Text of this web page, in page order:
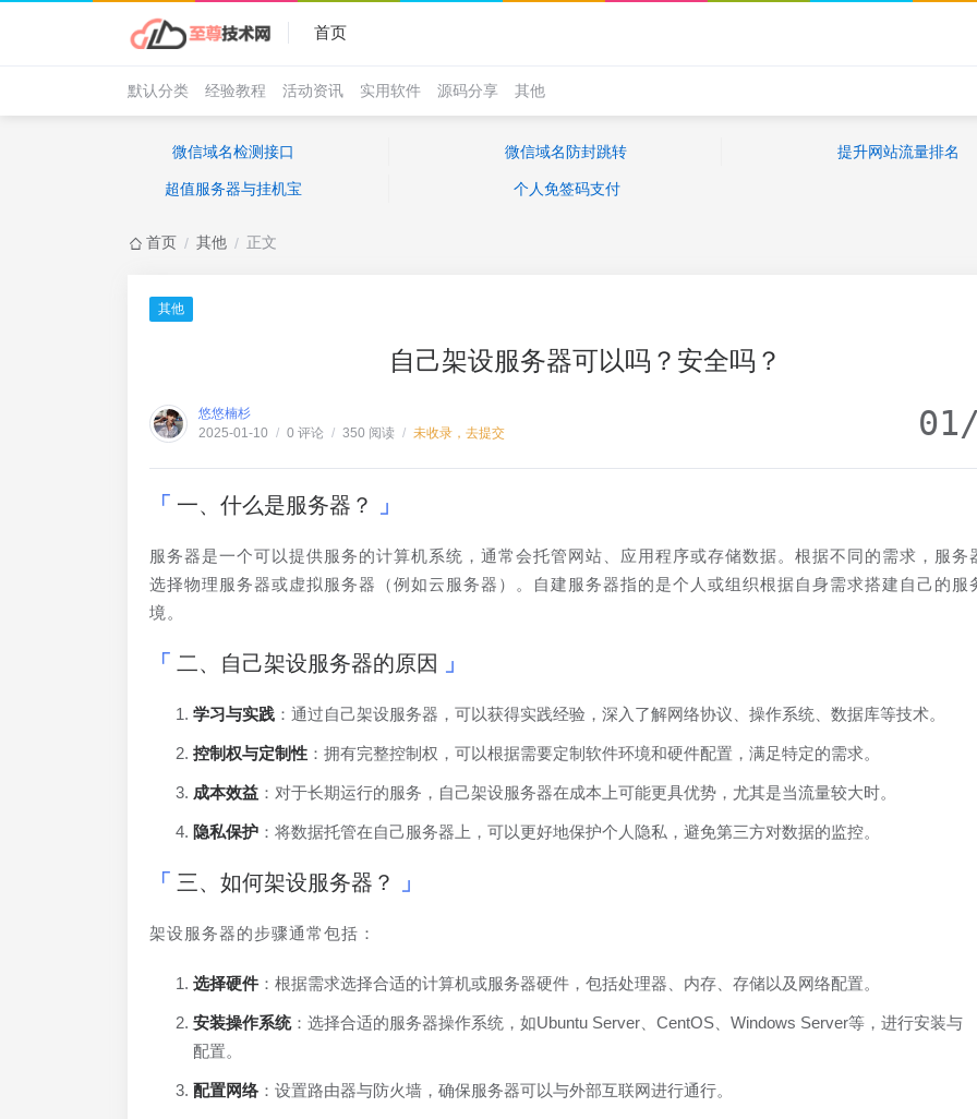
首页
默认分类 经验教程 活动资讯 实用软件 源码分享 其他
微信域名检测接口 微信域名防封跳转 提升网站流量排名
超值服务器与挂机宝 个人免签码支付
首页 / 其他 / 正文
其他
自己架设服务器可以吗？安全吗？
悠悠楠杉
2025-01-10 / 0 评论 / 350 阅读 / 未收录，去提交
一、什么是服务器？
服务器是一个可以提供服务的计算机系统，通常会托管网站、应用程序或存储数据。根据不同的需求，服务
选择物理服务器或虚拟服务器（例如云服务器）。自建服务器指的是个人或组织根据自身需求搭建自己的服
境。
二、自己架设服务器的原因
学习与实践 ：通过自己架设服务器，可以获得实践经验，深入了解网络协议、操作系统、数据库等技术。
控制权与定制性 ：拥有完整控制权，可以根据需要定制软件环境和硬件配置，满足特定的需求。
成本效益 ：对于长期运行的服务，自己架设服务器在成本上可能更具优势，尤其是当流量较大时。
隐私保护 ：将数据托管在自己服务器上，可以更好地保护个人隐私，避免第三方对数据的监控。
三、如何架设服务器？
架设服务器的步骤通常包括：
选择硬件 ：根据需求选择合适的计算机或服务器硬件，包括处理器、内存、存储以及网络配置。
安装操作系统：选择合适的服务器操作系统，如Ubuntu Server、CentOS、Windows Server等，进行安装与
配置。
配置网络：设置路由器与防火墙，确保服务器可以与外部互联网进行通行。